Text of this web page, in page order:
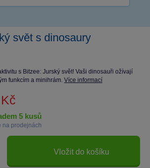
svět s dinosaury
s Bitzee: Jurský svět! Vaši dinosauři ožívají
funkcím a minihrám. Více informací
5 kusů
na prodejnách
Vložit do košíku